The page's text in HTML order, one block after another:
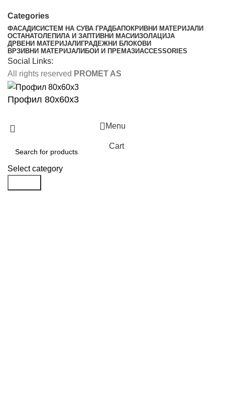
Categories
ФАСАДИСИСТЕМ НА СУВА ГРАДБАПОКРИВНИ МАТЕРИЈАЛИ
ОСТАНАТОЛЕПИЛА И ЗАПТИВНИ МАСИ ИЗОЛАЦИЈА
ДРВЕНИ МАТЕРИЈАЛИ ГРАДЕЖНИ БЛОКОВИ
ВРЗИВНИ МАТЕРИЈАЛИ БОИ И ПРЕМАЗИACCESSORIES
Social Links:
All rights reserved PROMET AS
Профил 80х60х3
Select category
Menu
Cart